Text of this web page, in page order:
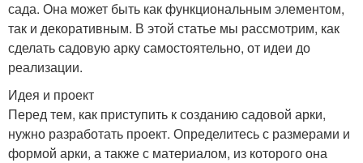
сада. Она может быть как функциональным элементом,
так и декоративным. В этой статье мы рассмотрим, как
сделать садовую арку самостоятельно, от идеи до
реализации.
Идея и проект
Перед тем, как приступить к созданию садовой арки,
нужно разработать проект. Определитесь с размерами и
формой арки, а также с материалом, из которого она